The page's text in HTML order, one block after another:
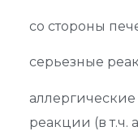
со стороны
серьезные
реакции (в т.ч.